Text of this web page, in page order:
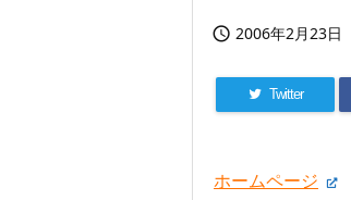
 2006年2月23日
Twitter
ホームページ